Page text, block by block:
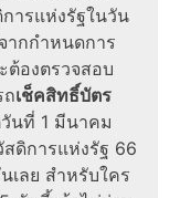
ารแห่งรัฐในวัน
ากกำหนดการ
ต้องตรวจสอบ
ถเช็คสิทธิ์บัตร
นที่ 1 มีนาคม
ดิการแห่งรัฐ 66
เลย สำหรับใคร